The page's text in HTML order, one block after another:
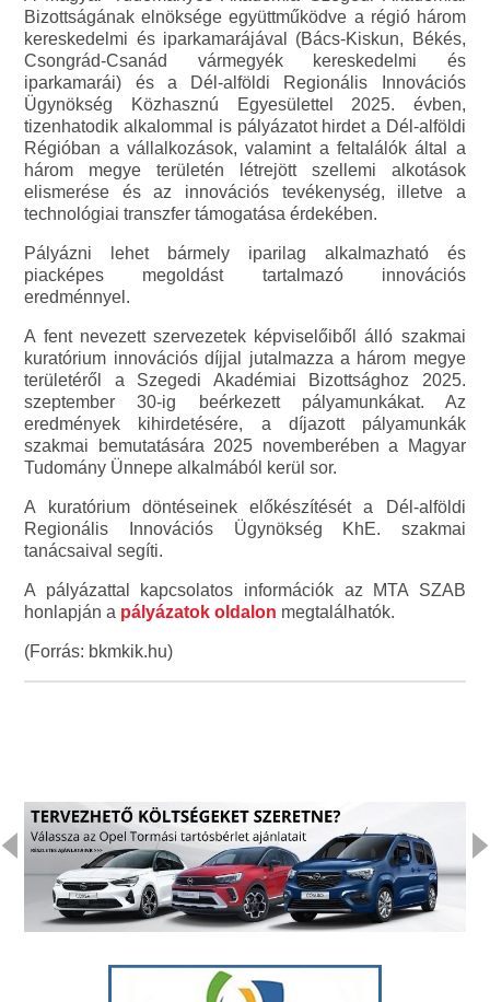
Bizottságának elnöksége együttműködve a régió három
kereskedelmi és iparkamarájával (Bács-Kiskun, Békés,
Csongrád-Csanád vármegyék kereskedelmi és
iparkamarái) és a Dél-alföldi Regionális Innovációs
Ügynökség Közhasznú Egyesülettel 2025. évben,
tizenhatodik alkalommal is pályázatot hirdet a Dél-alföldi
Régióban a vállalkozások, valamint a feltalálók által a
három megye területén létrejött szellemi alkotások
elismerése és az innovációs tevékenység, illetve a
technológiai transzfer támogatása érdekében.
Pályázni lehet bármely iparilag alkalmazható és
piacképes megoldást tartalmazó innovációs
eredménnyel.
A fent nevezett szervezetek képviselőiből álló szakmai
kuratórium innovációs díjjal jutalmazza a három megye
területéről a Szegedi Akadémiai Bizottsághoz 2025.
szeptember 30-ig beérkezett pályamunkákat. Az
eredmények kihirdetésére, a díjazott pályamunkák
szakmai bemutatására 2025 novemberében a Magyar
Tudomány Ünnepe alkalmából kerül sor.
A kuratórium döntéseinek előkészítését a Dél-alföldi
Regionális Innovációs Ügynökség KhE. szakmai
tanácsaival segíti.
A pályázattal kapcsolatos információk az MTA SZAB
honlapján a pályázatok oldalon megtalálhatók.
(Forrás: bkmkik.hu)